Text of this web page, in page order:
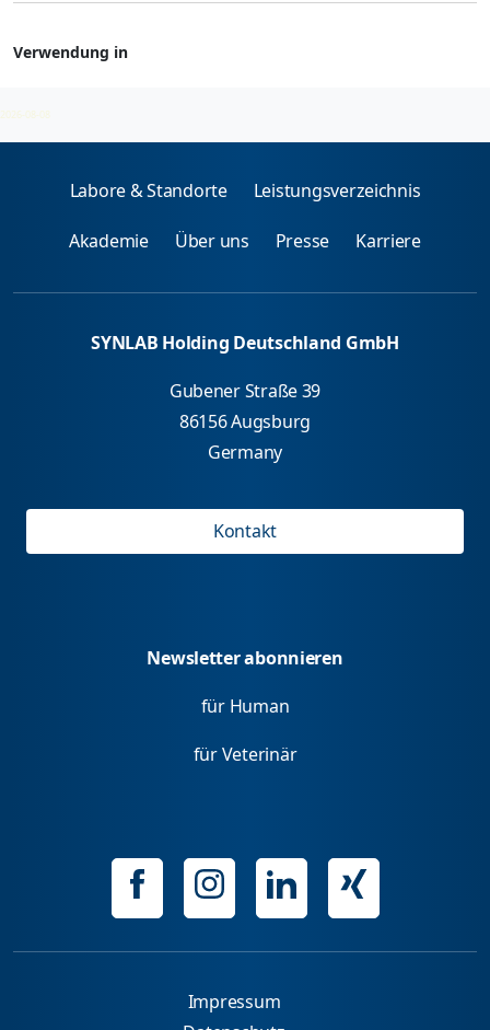
Verwendung in
2026-08-08
Labore & Standorte Leistungsverzeichnis
Akademie Über uns Presse Karriere
SYNLAB Holding Deutschland GmbH
Gubener Straße 39
86156 Augsburg
Germany
Kontakt
Newsletter abonnieren
für Human
für Veterinär
Impressum